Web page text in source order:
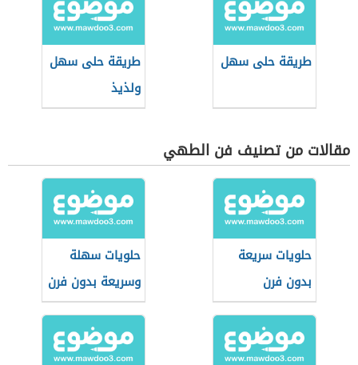
طريقة حلى سهل
طريقة حلى سهل
ولذيذ
مقالات من تصنيف فن الطهي
حلويات سريعة
بدون فرن
حلويات سهلة
وسريعة بدون فرن